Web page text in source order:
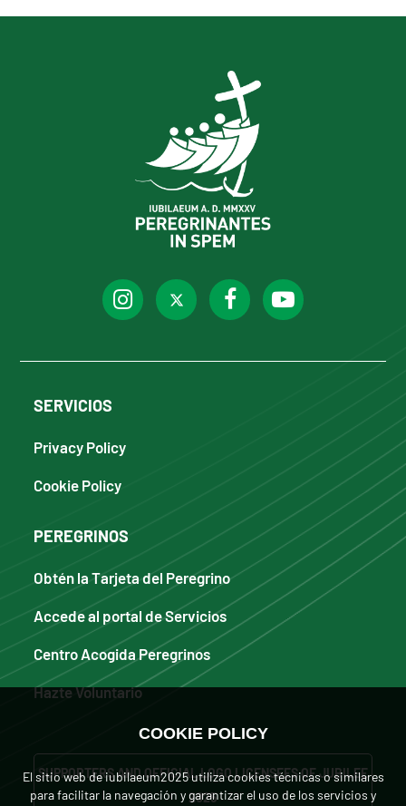
SERVICIOS
Privacy Policy
Cookie Policy
PEREGRINOS
Obtén la Tarjeta del Peregrino
Accede al portal de Servicios
Centro Acogida Peregrinos
Hazte Voluntario
SUPPORTERS AND OFFICIAL LOGO LICENSEES OF JUBILEE
2025
COOKIE POLICY
El sitio web de iubilaeum2025 utiliza cookies técnicas o similares
para facilitar la navegación y garantizar el uso de los servicios y